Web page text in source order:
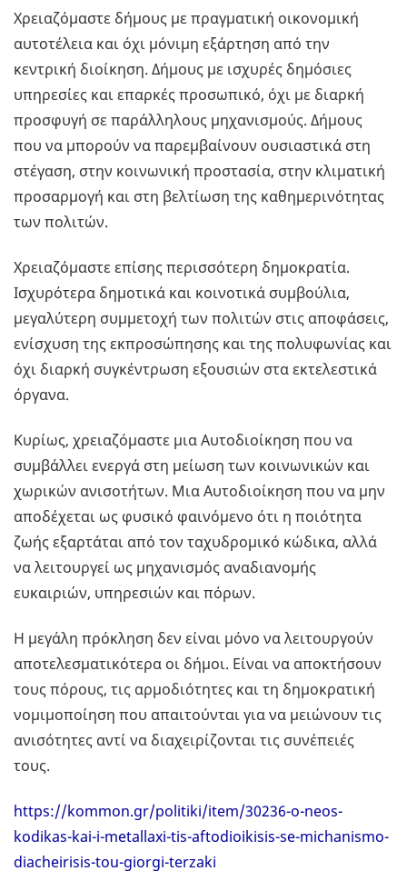
Χρειαζόμαστε δήμους με πραγματική οικονομική
αυτοτέλεια και όχι μόνιμη εξάρτηση από την
κεντρική διοίκηση. Δήμους με ισχυρές δημόσιες
υπηρεσίες και επαρκές προσωπικό, όχι με διαρκή
προσφυγή σε παράλληλους μηχανισμούς. Δήμους
που να μπορούν να παρεμβαίνουν ουσιαστικά στη
στέγαση, στην κοινωνική προστασία, στην κλιματική
προσαρμογή και στη βελτίωση της καθημερινότητας
των πολιτών.
Χρειαζόμαστε επίσης περισσότερη δημοκρατία.
Ισχυρότερα δημοτικά και κοινοτικά συμβούλια,
μεγαλύτερη συμμετοχή των πολιτών στις αποφάσεις,
ενίσχυση της εκπροσώπησης και της πολυφωνίας και
όχι διαρκή συγκέντρωση εξουσιών στα εκτελεστικά
όργανα.
Κυρίως, χρειαζόμαστε μια Αυτοδιοίκηση που να
συμβάλλει ενεργά στη μείωση των κοινωνικών και
χωρικών ανισοτήτων. Μια Αυτοδιοίκηση που να μην
αποδέχεται ως φυσικό φαινόμενο ότι η ποιότητα
ζωής εξαρτάται από τον ταχυδρομικό κώδικα, αλλά
να λειτουργεί ως μηχανισμός αναδιανομής
ευκαιριών, υπηρεσιών και πόρων.
Η μεγάλη πρόκληση δεν είναι μόνο να λειτουργούν
αποτελεσματικότερα οι δήμοι. Είναι να αποκτήσουν
τους πόρους, τις αρμοδιότητες και τη δημοκρατική
νομιμοποίηση που απαιτούνται για να μειώνουν τις
ανισότητες αντί να διαχειρίζονται τις συνέπειές
τους.
https://kommon.gr/politiki/item/30236-o-neos-
kodikas-kai-i-metallaxi-tis-aftodioikisis-se-michanismo-
diacheirisis-tou-giorgi-terzaki